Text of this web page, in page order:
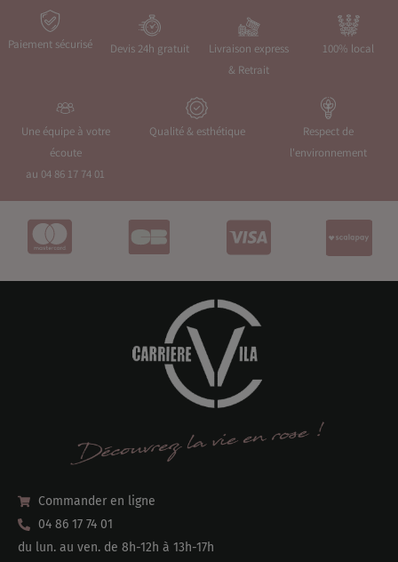
Paiement sécurisé Devis 24h gratuit
Livraison express
& Retrait
100% local
Une équipe à votre
écoute
au 04 86 17 74 01
Qualité & esthétique
Respect de
l'environnement
Commander en ligne
04 86 17 74 01
du lun. au ven. de 8h-12h à 13h-17h